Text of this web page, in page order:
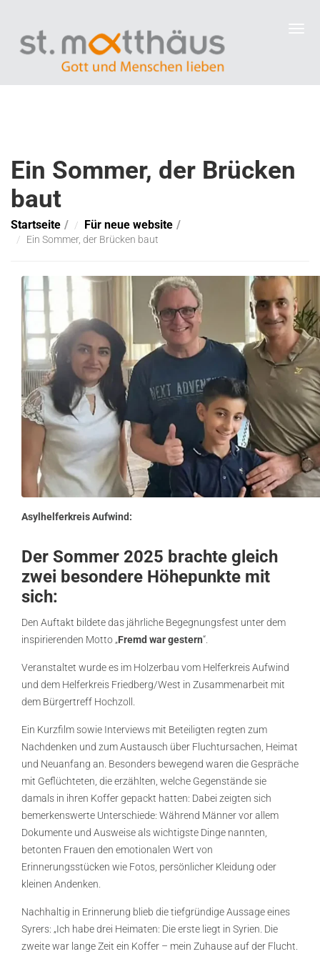
Ein Sommer, der Brücken
baut
Startseite Für neue website
Ein Sommer, der Brücken baut
Asylhelferkreis Aufwind:
Der Sommer 2025 brachte gleich
zwei besondere Höhepunkte mit
sich:
Den Auftakt bildete das jährliche Begegnungsfest unter dem
inspirierenden Motto „Fremd war gestern“.
Veranstaltet wurde es im Holzerbau vom Helferkreis Aufwind
und dem Helferkreis Friedberg/West in Zusammenarbeit mit
dem Bürgertreff Hochzoll.
Ein Kurzfilm sowie Interviews mit Beteiligten regten zum
Nachdenken und zum Austausch über Fluchtursachen, Heimat
und Neuanfang an. Besonders bewegend waren die Gespräche
mit Geflüchteten, die erzählten, welche Gegenstände sie
damals in ihren Koffer gepackt hatten: Dabei zeigten sich
bemerkenswerte Unterschiede: Während Männer vor allem
Dokumente und Ausweise als wichtigste Dinge nannten,
betonten Frauen den emotionalen Wert von
Erinnerungsstücken wie Fotos, persönlicher Kleidung oder
kleinen Andenken.
Nachhaltig in Erinnerung blieb die tiefgründige Aussage eines
Syrers: „Ich habe drei Heimaten: Die erste liegt in Syrien. Die
zweite war lange Zeit ein Koffer – mein Zuhause auf der Flucht.